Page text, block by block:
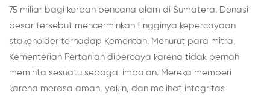
75 miliar bagi korban bencana alam di Sumatera. Donasi
besar tersebut mencerminkan tingginya kepercayaan
stakeholder terhadap Kementan. Menurut para mitra,
Kementerian Pertanian dipercaya karena tidak pernah
meminta sesuatu sebagai imbalan. Mereka memberi
karena merasa aman, yakin, dan melihat integritas